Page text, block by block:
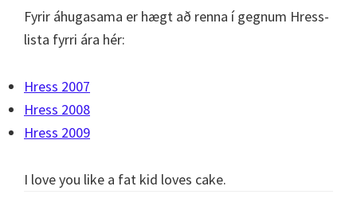
Fyrir áhugasama er hægt að renna í gegnum Hress-
lista fyrri ára hér:
Hress 2007
Hress 2008
Hress 2009
I love you like a fat kid loves cake.